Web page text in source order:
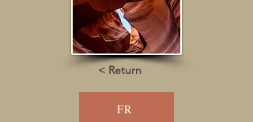
< Return
FR